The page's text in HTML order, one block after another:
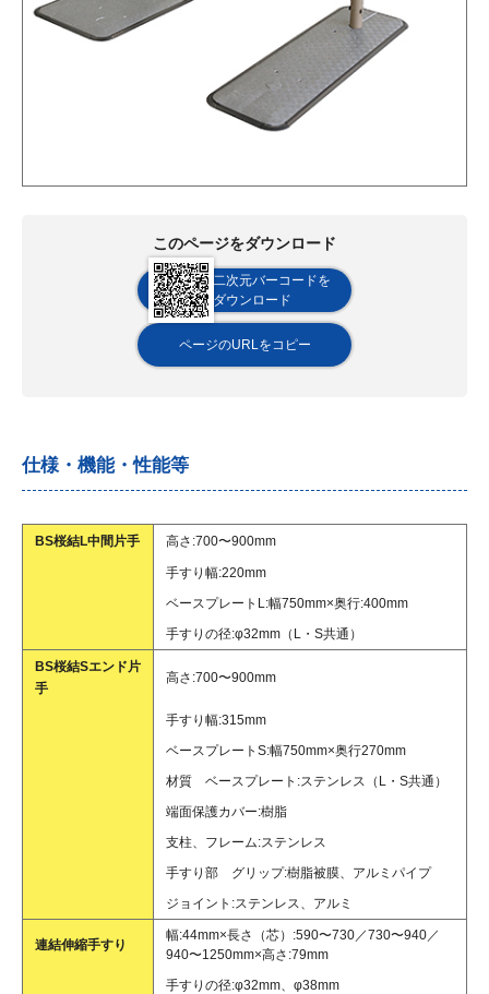
このページをダウンロード
二次元バーコードを
ダウンロード
ページのURLをコピー
仕様・機能・性能等
BS桜結L中間片手 高さ:700〜900mm
手すり幅:220mm
ベースプレートL:幅750mm×奥行:400mm
手すりの径:φ32mm（L・S共通）
BS桜結Sエンド片
手
高さ:700〜900mm
手すり幅:315mm
ベースプレートS:幅750mm×奥行270mm
材質 ベースプレート:ステンレス（L・S共通）
端面保護カバー:樹脂
支柱、フレーム:ステンレス
手すり部 グリップ:樹脂被膜、アルミパイプ
ジョイント:ステンレス、アルミ
連結伸縮手すり
幅:44mm×長さ（芯）:590〜730／730〜940／
940〜1250mm×高さ:79mm
手すりの径:φ32mm、φ38mm